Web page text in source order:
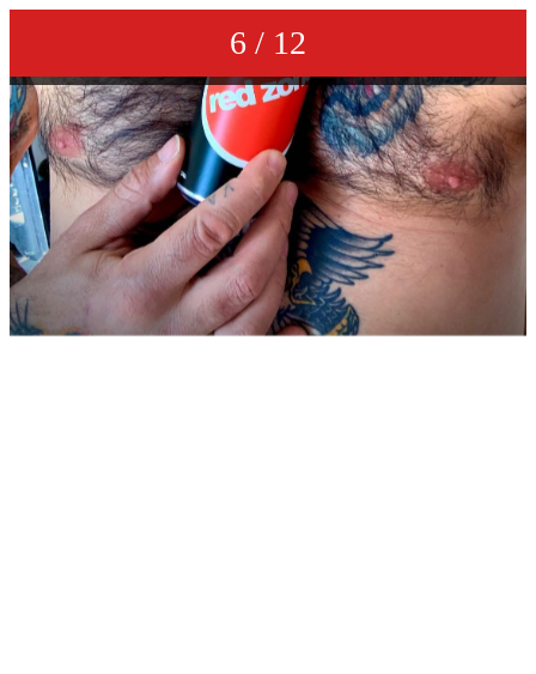
6 / 12
Birra Red Zone, per un momento di pace!